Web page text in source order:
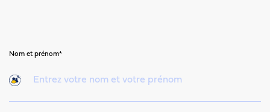
Nom et prénom*